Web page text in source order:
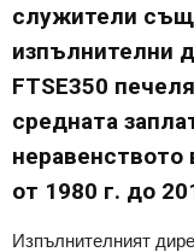
служители
изпълнителни
FTSE350
средната
неравенството
от 1980 г. до
Изпълнителният